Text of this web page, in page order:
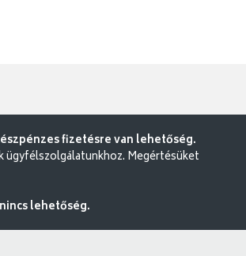
fizetésre van lehetőség.
ügyfélszolgálatunkhoz. Megértésüket
lehetőség.